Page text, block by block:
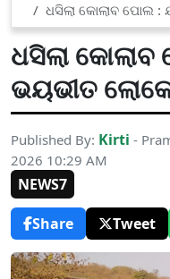
ଧସିଲା କୋଲାବ ପୋଲ
ଧସିଲା
ଭୟଭୀତ
Published By: Kirti -
2026 10:29 AM
NEWS7
Share
Tweet